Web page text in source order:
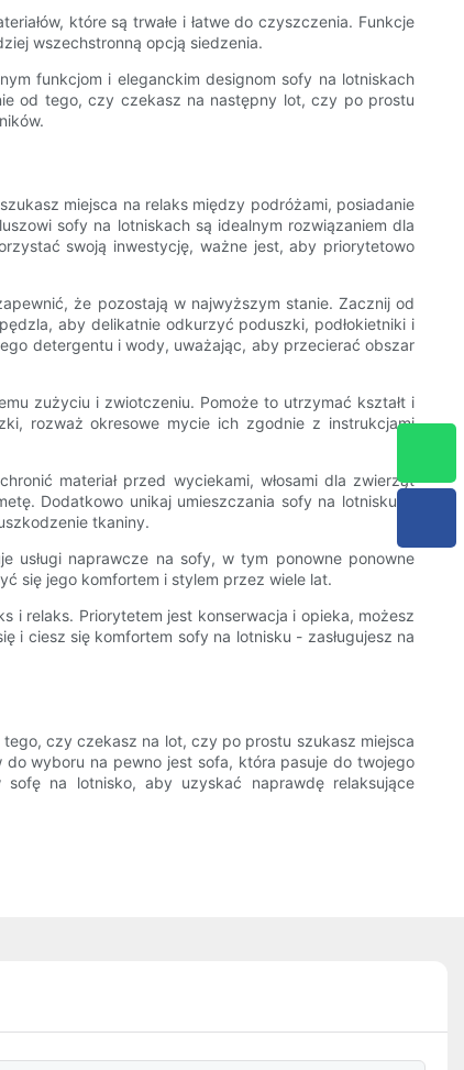
które są trwałe i łatwe do czyszczenia. Funkcje
wszechstronną opcją siedzenia.
funkcjom i eleganckim designom sofy na lotniskach
od tego, czy czekasz na następny lot, czy po prostu
miejsca na relaks między podróżami, posiadanie
sofy na lotniskach są idealnym rozwiązaniem dla
swoją inwestycję, ważne jest, aby priorytetowo
że pozostają w najwyższym stanie. Zacznij od
aby delikatnie odkurzyć poduszki, podłokietniki i
detergentu i wody, uważając, aby przecierać obszar
zużyciu i zwiotczeniu. Pomoże to utrzymać kształt i
rozważ okresowe mycie ich zgodnie z instrukcjami
materiał przed wyciekami, włosami dla zwierząt
Dodatkowo unikaj umieszczania sofy na lotnisku w
tkaniny.
usługi naprawcze na sofy, w tym ponowne ponowne
się jego komfortem i stylem przez wiele lat.
i relaks. Priorytetem jest konserwacja i opieka, możesz
i ciesz się komfortem sofy na lotnisku - zasługujesz na
czy czekasz na lot, czy po prostu szukasz miejsca
wyboru na pewno jest sofa, która pasuje do twojego
na lotnisko, aby uzyskać naprawdę relaksujące